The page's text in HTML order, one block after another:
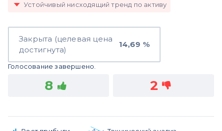
Устойчивый нисходящий тренд по активу
Закрыта (целевая цена
достигнута)
14,69 %
Голосование завершено.
8 2